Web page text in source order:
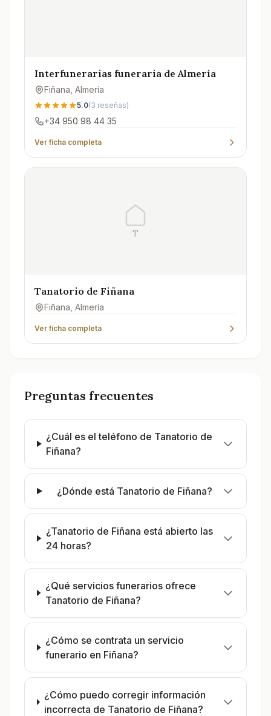
Interfunerarias funeraria de Almería
Fiñana , Almería
5.0(3 reseñas)
+34 950 98 44 35
Ver ficha completa
T
Tanatorio de Fiñana
Fiñana , Almería
Ver ficha completa
Preguntas frecuentes
¿Cuál es el teléfono de Tanatorio de
Fiñana?
¿Dónde está Tanatorio de Fiñana?
¿Tanatorio de Fiñana está abierto las
24 horas?
¿Qué servicios funerarios ofrece
Tanatorio de Fiñana?
¿Cómo se contrata un servicio
funerario en Fiñana?
¿Cómo puedo corregir información
incorrecta de Tanatorio de Fiñana?